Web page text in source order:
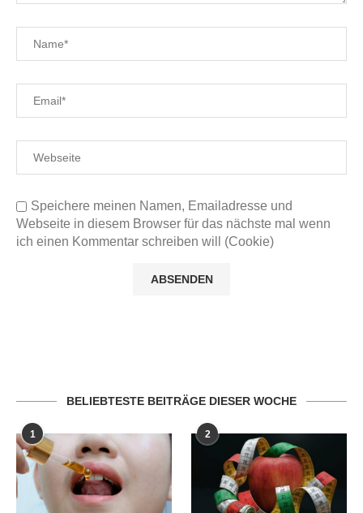
Speichere meinen Namen, Emailadresse und
Webseite in diesem Browser für das nächste mal wenn
ich einen Kommentar schreiben will (Cookie)
BELIEBTESTE BEITRÄGE DIESER WOCHE
1 2